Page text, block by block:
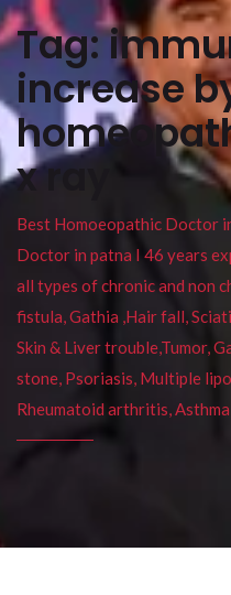
Tag:
increase
x ray
Best Homoeopathic Doctor
Doctor in patna I 46 years
all types of chronic and non
fistula, Gathia ,Hair fall,
Skin & Liver trouble,Tumor,
stone, Psoriasis, Multiple
Rheumatoid arthritis,